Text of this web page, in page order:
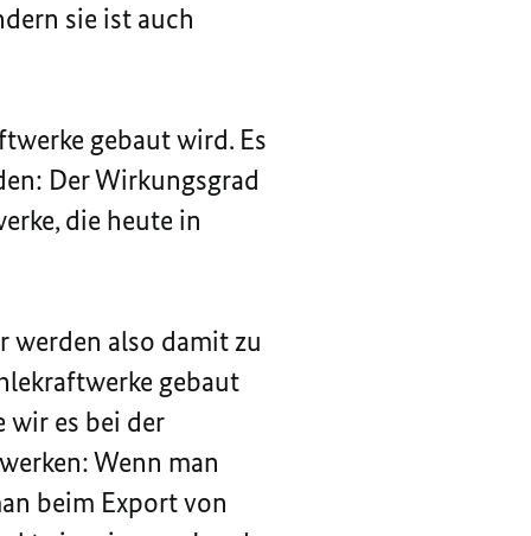
sie ist auch
gebaut wird. Es
Der Wirkungsgrad
die heute in
werden also damit zu
gebaut
wir es bei der
Wenn man
beim Export von